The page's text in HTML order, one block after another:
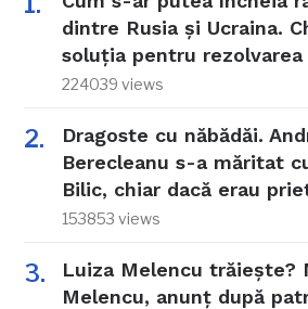
dintre Rusia și Ucraina.
soluția pentru
224039 views
Dragoste cu năbădăi.
Berecleanu s-a măritat
Bilic, chiar dacă erau
153853 views
Luiza Melencu trăiește?
Melencu, anunț după